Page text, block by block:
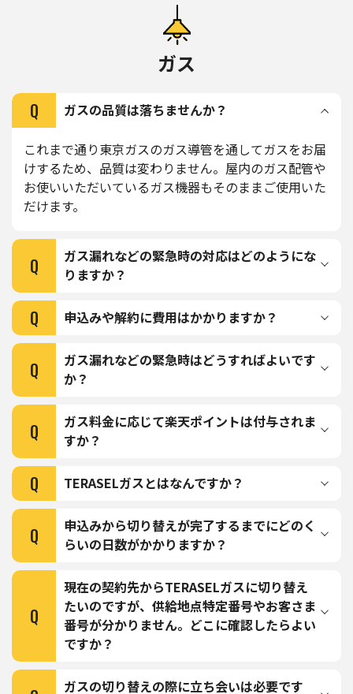
ガス
Q ガスの品質は落ちませんか？
これまで通り東京ガスのガス導管を通してガスをお届
けするため、品質は変わりません。屋内のガス配管や
お使いいただいているガス機器もそのままご使用いた
だけます。
Q
ガス漏れなどの緊急時の対応はどのようにな
りますか？
Q 申込みや解約に費用はかかりますか？
Q
ガス漏れなどの緊急時はどうすればよいです
か？
Q
ガス料金に応じて楽天ポイントは付与されま
すか？
Q TERASELガスとはなんですか？
Q
申込みから切り替えが完了するまでにどのく
らいの日数がかかりますか？
Q
現在の契約先からTERASELガスに切り替え
たいのですが、供給地点特定番号やお客さま
番号が分かりません。どこに確認したらよい
ですか？
ガスの切り替えの際に立ち会いは必要です